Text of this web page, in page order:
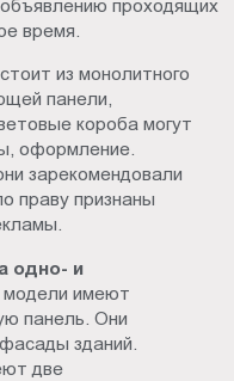
проходящих
время.
из монолитного
панели,
короба могут
оформление.
зарекомендовали
праву признаны
одно- и
модели имеют
панель. Они
зданий.
две